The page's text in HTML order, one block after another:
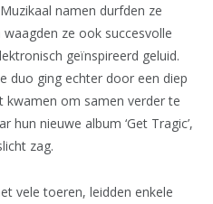
namen durfden ze
ze ook succesvolle
geïnspireerd geluid.
duo ging echter door een diep
om samen verder te
hun nieuwe album ‘Get Tragic’,
zag.
vele toeren, leidden enkele